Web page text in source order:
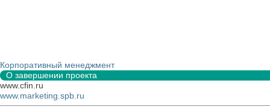
Корпоративный менеджмент
О завершении проекта
www.cfin.ru
www.marketing.spb.ru